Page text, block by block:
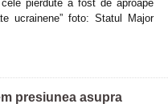
pierdute a fost de aproape
ucrainene” foto: Statul Major
presiunea asupra